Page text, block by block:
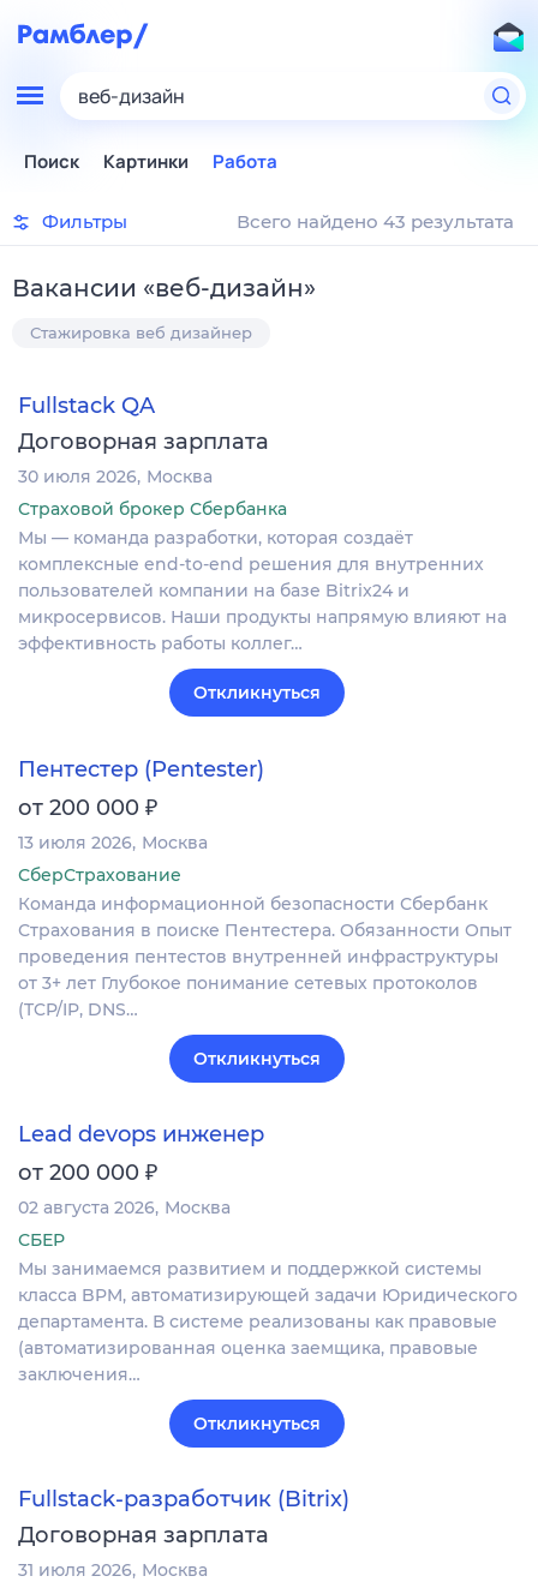
веб-дизайн
Поиск Картинки Работа
Фильтры Всего найдено 43 результата
Вакансии «веб-дизайн»
Стажировка веб дизайнер
Fullstack QA
Договорная зарплата
30 июля 2026 Москва
Страховой брокер Сбербанка
Мы — команда разработки, которая создаёт
комплексные end-to-end решения для внутренних
пользователей компании на базе Bitrix24 и
микросервисов. Наши продукты напрямую влияют на
эффективность работы коллег…
Откликнуться
Пентестер (Pentester)
от 200 000 ₽
13 июля 2026 Москва
СберСтрахование
Команда информационной безопасности Сбербанк
Страхования в поиске Пентестера. Обязанности Опыт
проведения пентестов внутренней инфраструктуры
от 3+ лет Глубокое понимание сетевых протоколов
(TCP/IP, DNS…
Откликнуться
Lead devops инженер
от 200 000 ₽
02 августа 2026 Москва
СБЕР
Мы занимаемся развитием и поддержкой системы
класса BPM, автоматизирующей задачи Юридического
департамента. В системе реализованы как правовые
(автоматизированная оценка заемщика, правовые
заключения…
Откликнуться
Fullstack-разработчик (Bitrix)
Договорная зарплата
31 июля 2026 Москва